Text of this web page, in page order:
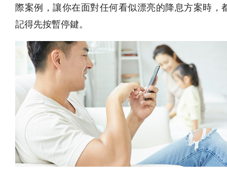
際案例，讓你在面對任何看似漂亮的降息方案時，
記得先按暫停鍵。